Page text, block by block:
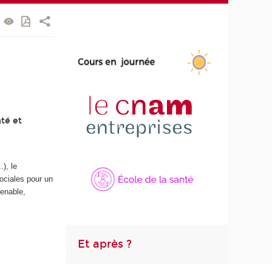
et
le
pour un
Et après ?